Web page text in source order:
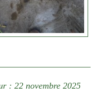
: 22 novembre 2025